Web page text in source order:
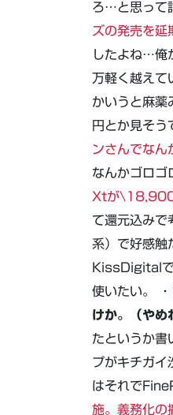
ろ…と思って
ズの発売を延
したよね…俺
万軽く越えて
かいうと麻
円とか見そ
ンさんでなん
なんかゴロゴ
Xtが
て還元込みで
系）で好感
KissDigitalで
使いたい。 ・
けか。（やめ
たというか書
プがキチガイ
はそれで
施。義務化の